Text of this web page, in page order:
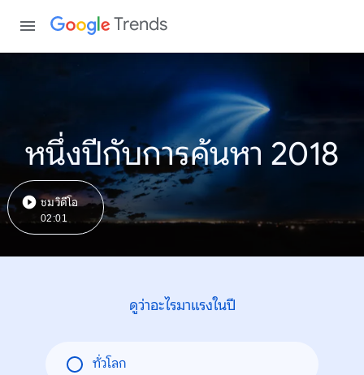
Trends
หนึ่งปีกับการค้นหา 2018
ชมวิดีโอ
02:01
ดูว่าอะไรมาแรงในปี
ทั่วโลก